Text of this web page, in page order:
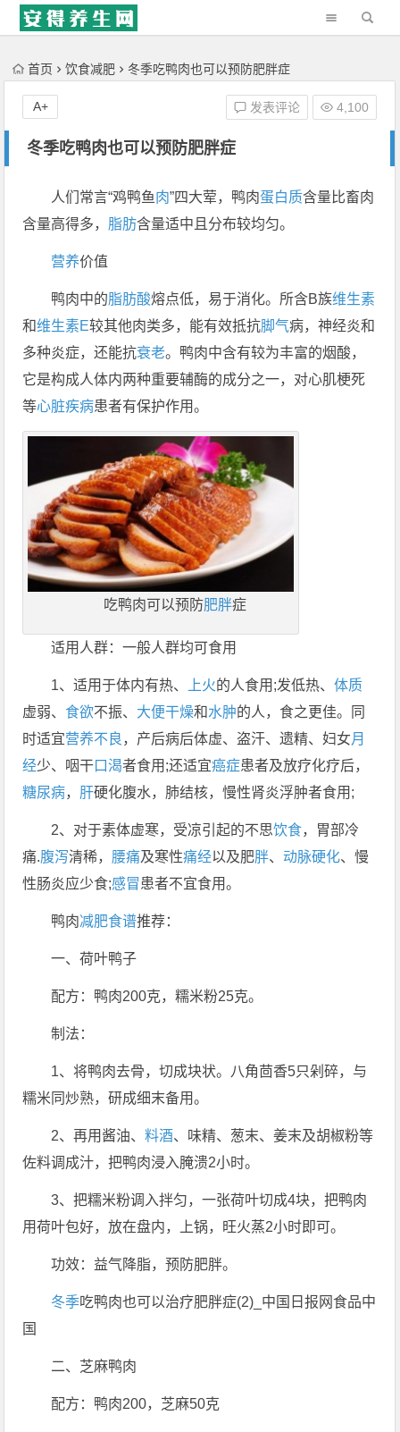
'); })();
首页 饮食减肥 冬季吃鸭肉也可以预防肥胖症
冬季吃鸭肉也可以预防肥胖症
发表评论 4,100
A+
人们常言“鸡鸭鱼肉”四大荤，鸭肉蛋白质含量比畜肉
含量高得多， 脂肪含量适中且分布较均匀。
营养价值
鸭肉中的脂肪酸熔点低，易于消化。所含B族维生素
和维生素E较其他肉类多，能有效抵抗脚气病，神经炎和
多种炎症，还能抗衰老。鸭肉中含有较为丰富的烟酸，
它是构成人体内两种重要辅酶的成分之一，对心肌梗死
等心脏疾病患者有保护作用。
吃鸭肉可以预防肥胖症
适用人群：一般人群均可食用
1、适用于体内有热、 上火的人食用;发低热、体质
虚弱、食欲不振、 大便干燥和水肿的人，食之更佳。同
时适宜营养不良 ，产后病后体虚、盗汗、遗精、妇女月
经少、咽干口渴者食用;还适宜癌症患者及放疗化疗后，
糖尿病， 肝硬化腹水，肺结核，慢性肾炎浮肿者食用;
2、对于素体虚寒，受凉引起的不思饮食，胃部冷
痛.腹泻清稀， 腰痛及寒性痛经以及肥胖、动脉硬化、慢
性肠炎应少食;感冒 患者不宜食用。
鸭肉减肥食谱推荐：
一、荷叶鸭子
配方：鸭肉200克，糯米粉25克。
制法：
1、将鸭肉去骨，切成块状。八角茴香5只剁碎，与
糯米同炒熟，研成细末备用。
2、再用酱油、料酒、味精、葱末、姜末及胡椒粉等
佐料调成汁，把鸭肉浸入腌溃2小时。
3、把糯米粉调入拌匀，一张荷叶切成4块，把鸭肉
用荷叶包好，放在盘内，上锅，旺火蒸2小时即可。
功效：益气降脂，预防肥胖。
冬季吃鸭肉也可以治疗肥胖症(2)_中国日报网食品中
国
二、芝麻鸭肉
配方：鸭肉200，芝麻50克